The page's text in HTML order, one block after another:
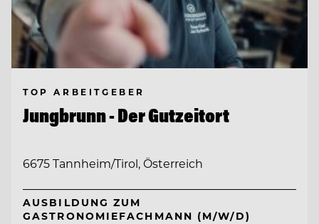
TOP ARBEITGEBER
Jungbrunn - Der Gutzeitort
6675 Tannheim/Tirol, Österreich
AUSBILDUNG ZUM
GASTRONOMIEFACHMANN (M/W/D)